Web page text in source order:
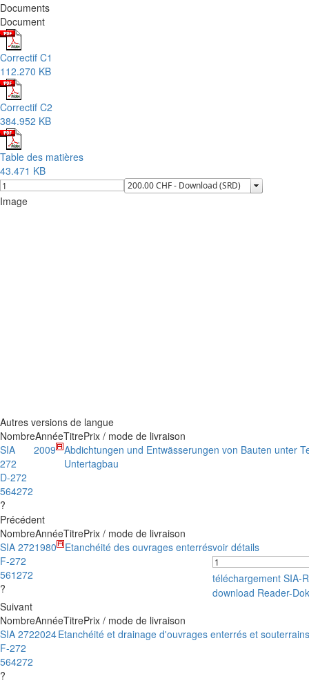
Documents
Document
Correctif C1
112.270 KB
Correctif C2
384.952 KB
Table des matières
43.471 KB
Image
Autres versions de langue
NombreAnnéeTitrePrix / mode de livraison
SIA
272
D-272
564272
?
2009
Abdichtungen und Entwässerungen von Bauten unter
Untertagbau
Précédent
NombreAnnéeTitrePrix / mode de livraison
SIA 272
F-272
561272
?
1980 Etanchéité des ouvrages enterrésvoir détails
téléchargement SIA-
download Reader-
Suivant
NombreAnnéeTitrePrix / mode de livraison
SIA 272
F-272
564272
?
2024Etanchéité et drainage d'ouvrages enterrés et souterrains